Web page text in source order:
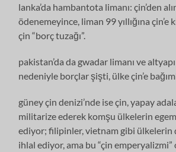
lanka’da hambantota limanı: çin’den
ödenemeyince, liman 99 yıllığına çin’e
çin “borç tuzağı”.
pakistan’da da gwadar limanı ve
nedeniyle borçlar şişti, ülke çin’e
güney çin denizi’nde ise çin, yapay
militarize ederek komşu ülkelerin
ediyor; filipinler, vietnam gibi ülkelerin
ihlal ediyor, ama bu “çin